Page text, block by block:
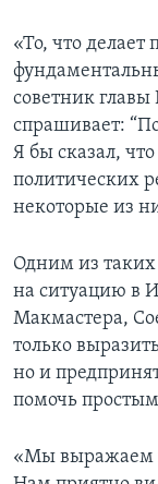
«То, что делает
советник главы
спрашивает:
Я бы сказал,
политических
некоторые из
Одним из таких
на ситуацию в
Макмастера,
только
но и
помочь
«Мы выражаем